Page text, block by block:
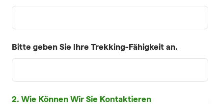
Bitte geben Sie Ihre Trekking-Fähigkeit an.
2. Wie Können Wir Sie Kontaktieren